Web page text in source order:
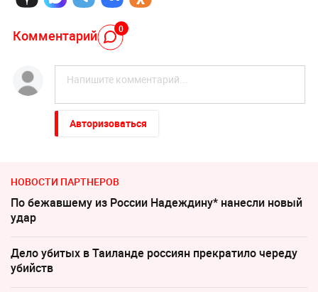
Комментарий 0
Авторизоваться
НОВОСТИ ПАРТНЕРОВ
По бежавшему из России Надеждину* нанесли новый
удар
Дело убитых в Таиланде россиян прекратило череду
убийств